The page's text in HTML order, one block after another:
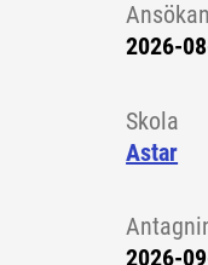
2026-
Skola
Astar
2026-